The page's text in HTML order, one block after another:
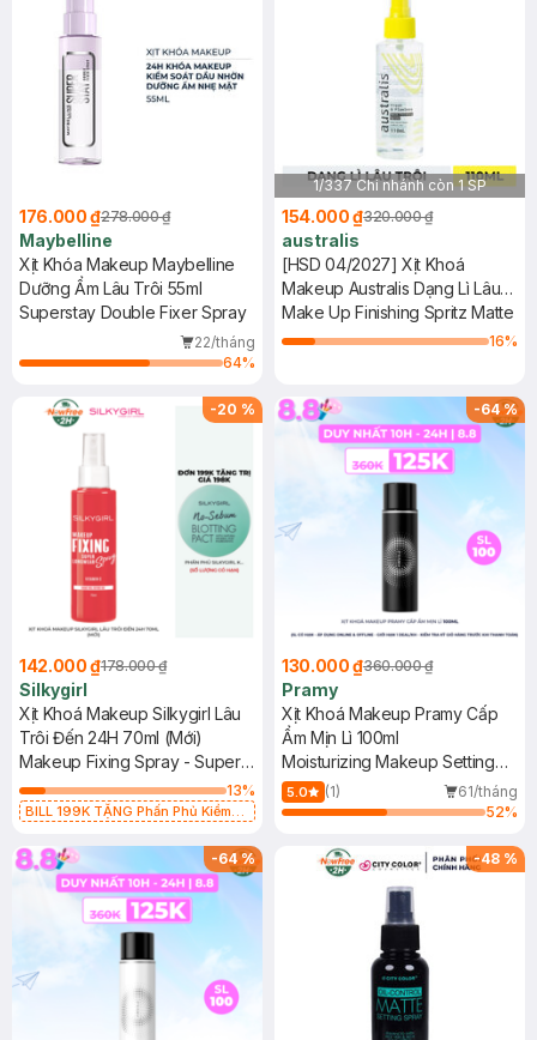
176.000 ₫278.000 ₫
Maybelline
Xịt Khóa Makeup Maybelline
Dưỡng Ẩm Lâu Trôi 55ml
Superstay Double Fixer Spray
22/tháng
64%
1/337 Chi nhánh còn 1 SP
154.000 ₫320.000 ₫
australis
[HSD 04/2027] Xịt Khoá
Makeup Australis Dạng Lì Lâu
Trôi 110ml
Make Up Finishing Spritz Matte
16%
-20 %
142.000 ₫178.000 ₫
Silkygirl
Xịt Khoá Makeup Silkygirl Lâu
Trôi Đến 24H 70ml (Mới)
Makeup Fixing Spray - Super
Longwear
13%
BILL 199K TẶNG Phấn Phủ Kiềm
có hạn)
-64%
130.000 ₫360.000 ₫
Pramy
Xịt Khoá Makeup Pramy Cấp
Ẩm Mịn Lì 100ml
Moisturizing Makeup Setting
Spray (Matte Finish)
5.0 (1)
61/tháng
52%
-64% -48 %